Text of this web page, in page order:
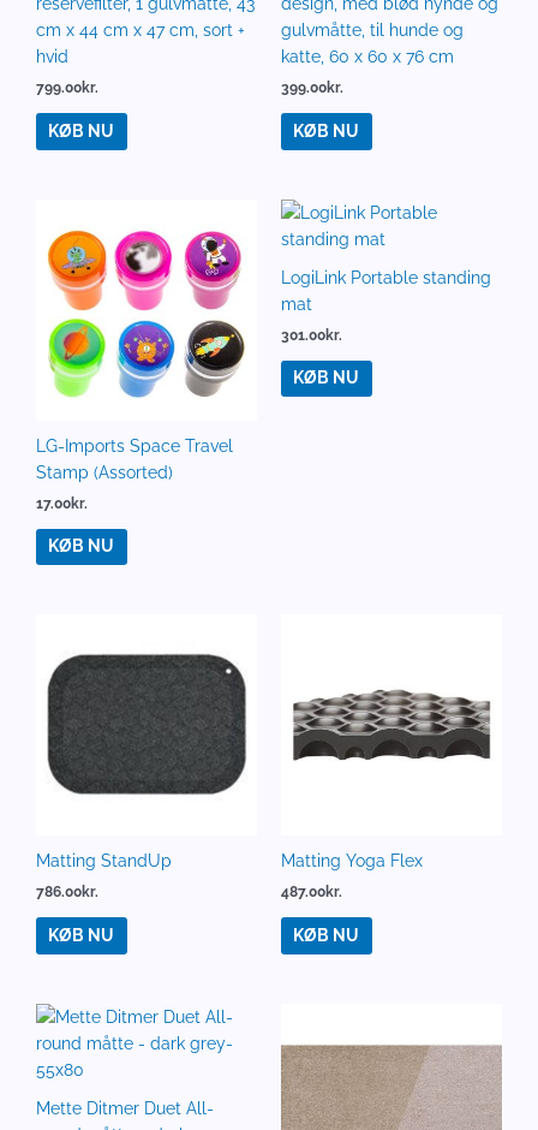
reservefilter, 1 gulvmåtte, 43
cm x 44 cm x 47 cm, sort +
hvid
799.00kr.
KØB NU
design, med blød hynde og
gulvmåtte, til hunde og
katte, 60 x 60 x 76 cm
399.00kr.
KØB NU
LG-Imports Space Travel
Stamp (Assorted)
17.00kr.
KØB NU
LogiLink Portable standing
mat
301.00kr.
KØB NU
Matting StandUp
786.00kr.
KØB NU
Matting Yoga Flex
487.00kr.
KØB NU
Mette Ditmer Duet All-